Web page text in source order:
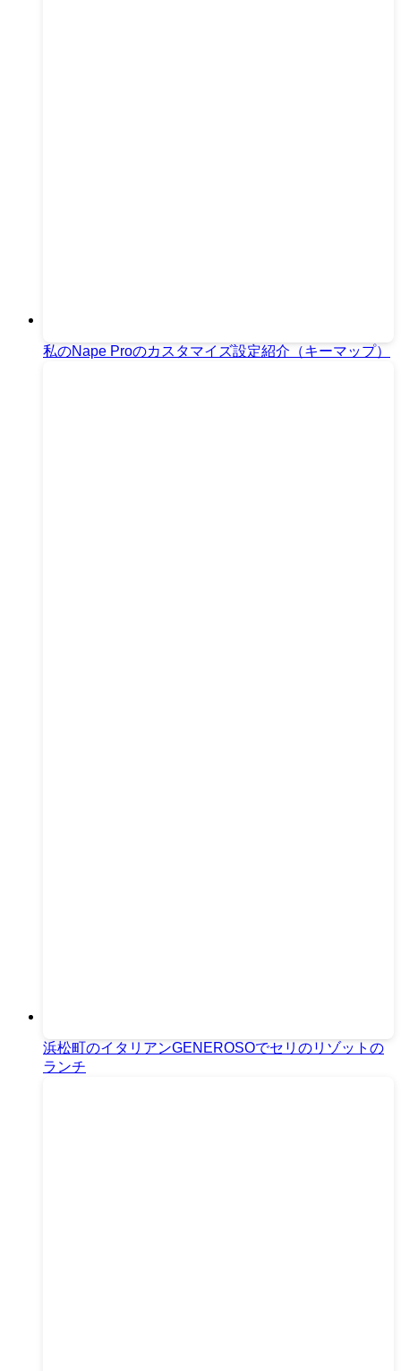
私のNape Proのカスタマイズ設定紹介（キーマップ）
浜松町のイタリアンGENEROSOでセリのリゾットの
ランチ